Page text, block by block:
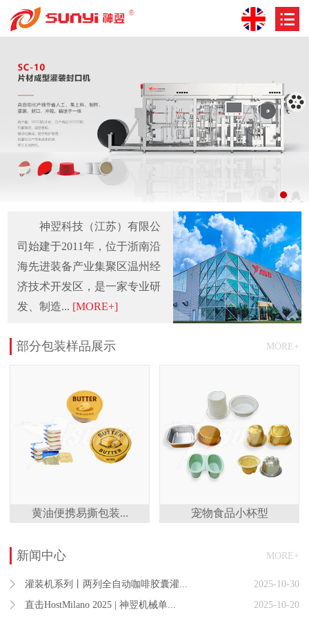
神翌科技（江苏）有限公
司始建于2011年，位于浙南沿
海先进装备产业集聚区温州经
济技术开发区，是一家专业研
发、制造... [MORE+]
MORE+
部分包装样品展示
黄油便携易撕包装... 宠物食品小杯型
MORE+
新闻中心
2025-10-30
灌装机系列丨两列全自动咖啡胶囊灌...
2025-10-20
直击HostMilano 2025 | 神翌机械单...